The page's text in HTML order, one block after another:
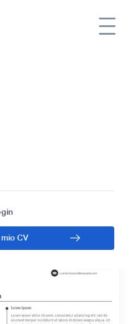
CV
un
per